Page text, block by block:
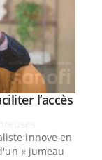
l’accès
innove en
« jumeau